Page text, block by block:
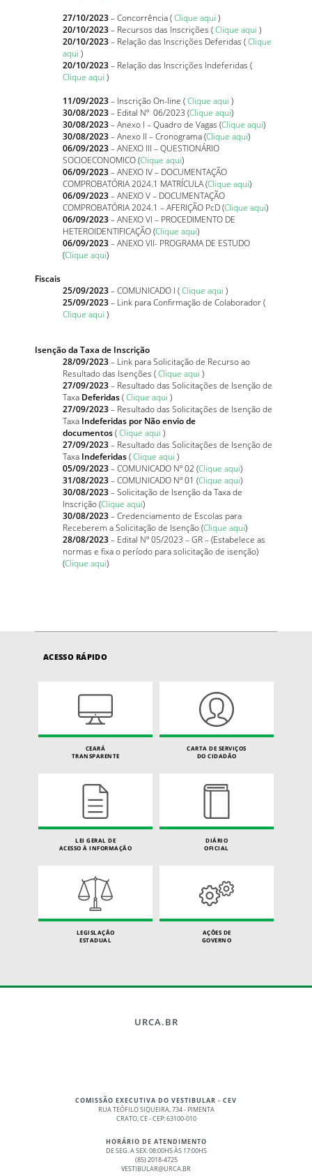
27/10/2023– Concorrência (Clique aqui )
20/10/2023– Recursos das Inscrições (Clique aqui )
20/10/2023– Relação das Inscrições Deferidas (Clique
aqui )
20/10/2023– Relação das Inscrições Indeferidas (
Clique aqui )
11/09/2023– Inscrição On-line (Clique aqui )
30/08/2023– Edital Nº 06/2023 (Clique aqui)
30/08/2023– Anexo I – Quadro de Vagas (Clique aqui)
30/08/2023– Anexo II – Cronograma (Clique aqui)
06/09/2023– ANEXO III – QUESTIONÁRIO
SOCIOECONOMICO (Clique aqui)
06/09/2023– ANEXO IV – DOCUMENTAÇÃO
COMPROBATÓRIA 2024.1 MATRÍCULA (Clique aqui)
06/09/2023– ANEXO V – DOCUMENTAÇÃO
COMPROBATÓRIA 2024.1 – AFERIÇÃO PcD (Clique aqui)
06/09/2023– ANEXO VI – PROCEDIMENTO DE
HETEROIDENTIFICAÇÃO (Clique aqui)
06/09/2023– ANEXO VII- PROGRAMA DE ESTUDO
(Clique aqui)
Fiscais
25/09/2023– COMUNICADO I (Clique aqui )
25/09/2023– Link para Confirmação de Colaborador (
Clique aqui )
Isenção da Taxa de Inscrição
28/09/2023– Link para Solicitação de Recurso ao
Resultado das Isenções (Clique aqui )
27/09/2023– Resultado das Solicitações de Isenção de
Taxa Deferidas(Clique aqui )
27/09/2023– Resultado das Solicitações de Isenção de
Taxa Indeferidas por Não envio de
documentos(Clique aqui )
27/09/2023– Resultado das Solicitações de Isenção de
Taxa Indeferidas(Clique aqui )
05/09/2023– COMUNICADO Nº 02 (Clique aqui)
31/08/2023– COMUNICADO Nº 01 (Clique aqui)
30/08/2023– Solicitação de Isenção da Taxa de
Inscrição (Clique aqui)
30/08/2023– Credenciamento de Escolas para
Receberem a Solicitação de Isenção (Clique aqui)
28/08/2023– Edital Nº 05/2023 – GR – (Estabelece as
normas e fixa o período para solicitação de isenção)
(Clique aqui)
ACESSO RÁPIDO
CEARÁ
TRANSPARENTE
CARTA DE SERVIÇOS
DO CIDADÃO
LEI GERAL DE
ACESSO À INFORMAÇÃO
DIÁRIO
OFICIAL
LEGISLAÇÃO
ESTADUAL
AÇÕES DE
GOVERNO
URCA.BR
COMISSÃO EXECUTIVA DO VESTIBULAR - CEV
RUA TEÓFILO SIQUEIRA, 734 - PIMENTA
CRATO, CE - CEP: 63100-010
HORÁRIO DE ATENDIMENTO
DE SEG. A SEX. 08:00HS ÀS 17:00HS
(85) 2018-4725
VESTIBULAR@URCA.BR